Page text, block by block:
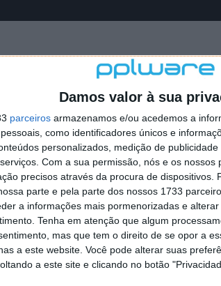
Damos valor à sua
parceiros armazenamos e/ou acedemos a
como identificadores únicos e
personalizados, medição de
Com a sua permissão, nós e os
precisos através da procura de dispositivos.
parte e pela parte dos nossos 1733
a informações mais pormenorizadas e
Tenha em atenção que algum
mas que tem o direito de se opor a
a este website. Você pode alterar suas
a este site e clicando no botão
para este final de ano sendo um dos
com uma área livre dehands-on
6 simuladores CXC com três ecrãs, e
ao vivo (usando o novo Director
oportunidade de estar nas filas da
deesportse com a equipa de
dehands-on deu aos participantes a
carros: Ferrari LaFerrari em
3.5 em Circuit of The Americas.